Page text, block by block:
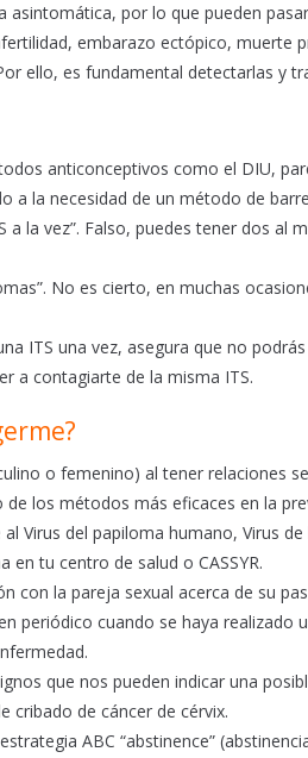
asintomática, por lo que pueden
embarazo ectópico, muerte
ello, es fundamental detectarlas y
anticonceptivos como el DIU,
a la necesidad de un método de
a la vez”. Falso, puedes tener dos
No es cierto, en muchas
ITS una vez, asegura que no
a contagiarte de la misma ITS.
o femenino) al tener relaciones
los métodos más eficaces en la
Virus del papiloma humano, Virus
en tu centro de salud o CASSYR.
con la pareja sexual acerca de su
periódico cuando se haya
que nos pueden indicar una
cribado de cáncer de cérvix.
ABC “abstinence”